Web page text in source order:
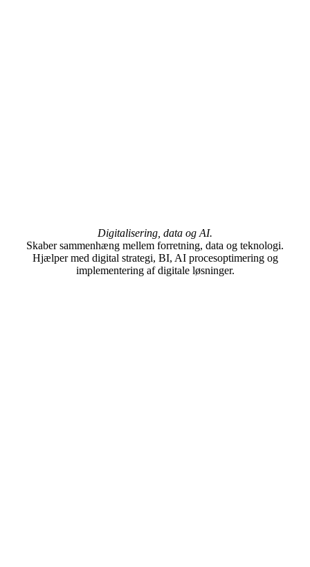
Digitalisering, data og AI.
Skaber sammenhæng mellem forretning, data og teknologi.
Hjælper med digital strategi, BI, AI procesoptimering og
implementering af digitale løsninger.